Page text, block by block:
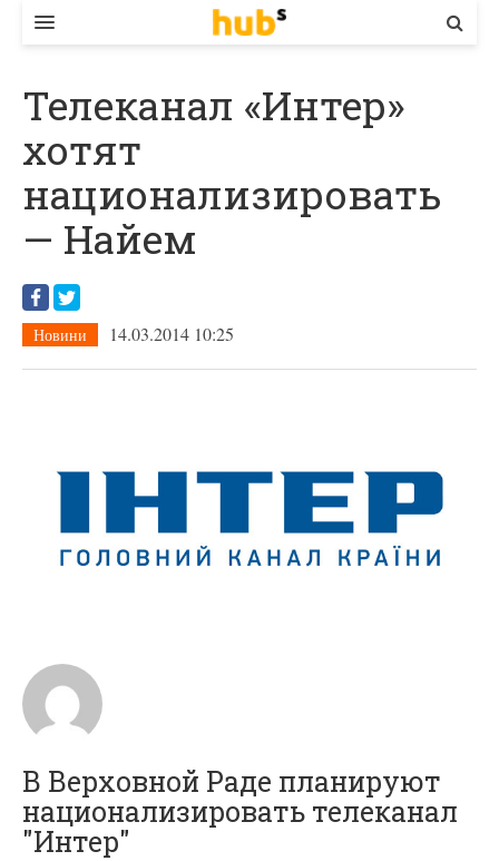
ЕКОНОМІКА
БІЗНЕС
СТАРТЕР
КОНТАКТИ
Телеканал «Интер»
хотят
национализировать
— Найем
Новини 14.03.2014 10:25
В Верховной Раде планируют
национализировать телеканал
"Интер"